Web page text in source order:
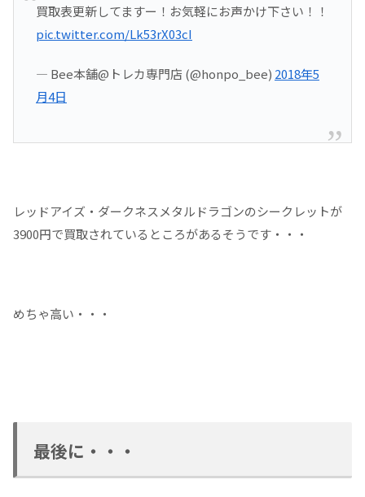
買取表更新してますー！お気軽にお声かけ下さい！！
pic.twitter.com/Lk53rX03cI
— Bee本舗@トレカ専門店 (@honpo_bee) 2018年5
月4日
レッドアイズ・ダークネスメタルドラゴンのシークレットが
3900円で買取されているところがあるそうです・・・
めちゃ高い・・・
最後に・・・